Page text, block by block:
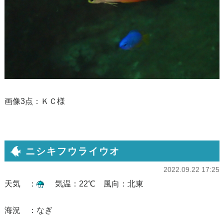
画像3点：ＫＣ様
ニシキフウライウオ
2022.09.22 17:25
天気 ： 気温：22℃ 風向：北東
海況 ：なぎ